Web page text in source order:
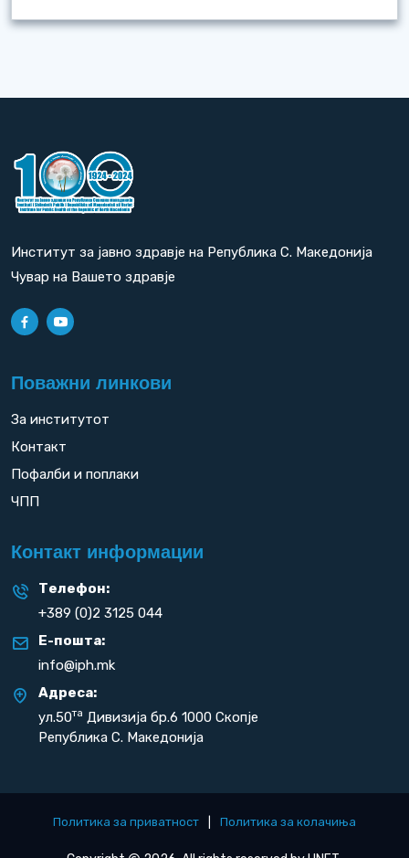
Институт за јавно здравје на Република С. Македонија
Чувар на Вашето здравје
Поважни линкови
За институтот
Контакт
Пофалби и поплаки
ЧПП
Контакт информации
Телефон:
+389 (0)2 3125 044
Е-пошта:
info@iph.mk
Адреса:
ул.50та Дивизија бр.6 1000 Скопје
Република С. Македонија
Политика за приватност Политика за колачиња